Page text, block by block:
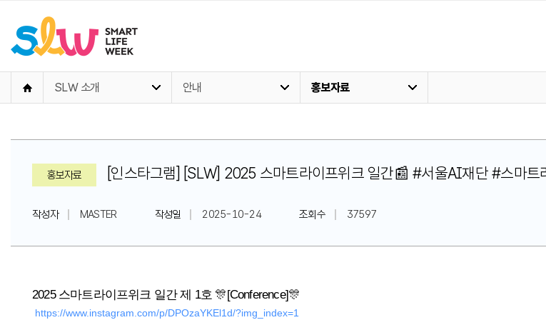
SLW 소개 안내 홍보자료
홍보자료 [인스타그램] [SLW] 2025 스마트라이프위크 일간📰 #서울AI재단 #스마
작성자 MASTER 작성일 2025-10-24 조회수 37597
2025 스마트라이프위크 일간 제 1호 🎊[Conference]🎊
https://www.instagram.com/p/DPOzaYKEl1d/?img_index=1